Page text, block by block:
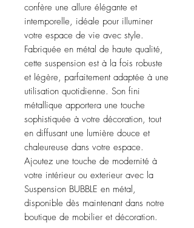
confère une allure élégante et
intemporelle, idéale pour illuminer
votre espace de vie avec style.
Fabriquée en métal de haute qualité,
cette suspension est à la fois robuste
et légère, parfaitement adaptée à une
utilisation quotidienne. Son fini
métallique apportera une touche
sophistiquée à votre décoration, tout
en diffusant une lumière douce et
chaleureuse dans votre espace.
Ajoutez une touche de modernité à
votre intérieur ou exterieur avec la
Suspension BUBBLE en métal,
disponible dès maintenant dans notre
boutique de mobilier et décoration.